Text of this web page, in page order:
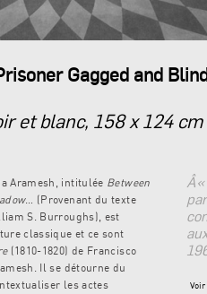
Gagged and
et blanc, 158 x 124 cm
Aramesh, intitulée Between
… (Provenant du texte
S. Burroughs), est
classique et ce sont
(1810-1820) de Francisco
Il se détourne du
les actes